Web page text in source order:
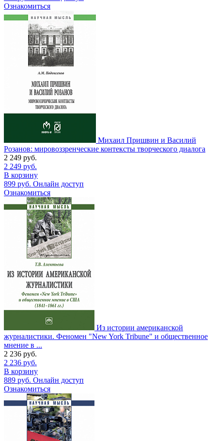
Ознакомиться
Михаил Пришвин и Василий
Розанов: мировоззренческие контексты творческого диалога
2 249 руб.
2 249 руб.
В корзину
899 руб. Онлайн доступ
Ознакомиться
Из истории американской
журналистики. Феномен "New York Tribune" и общественное
мнение в ...
2 236 руб.
2 236 руб.
В корзину
889 руб. Онлайн доступ
Ознакомиться